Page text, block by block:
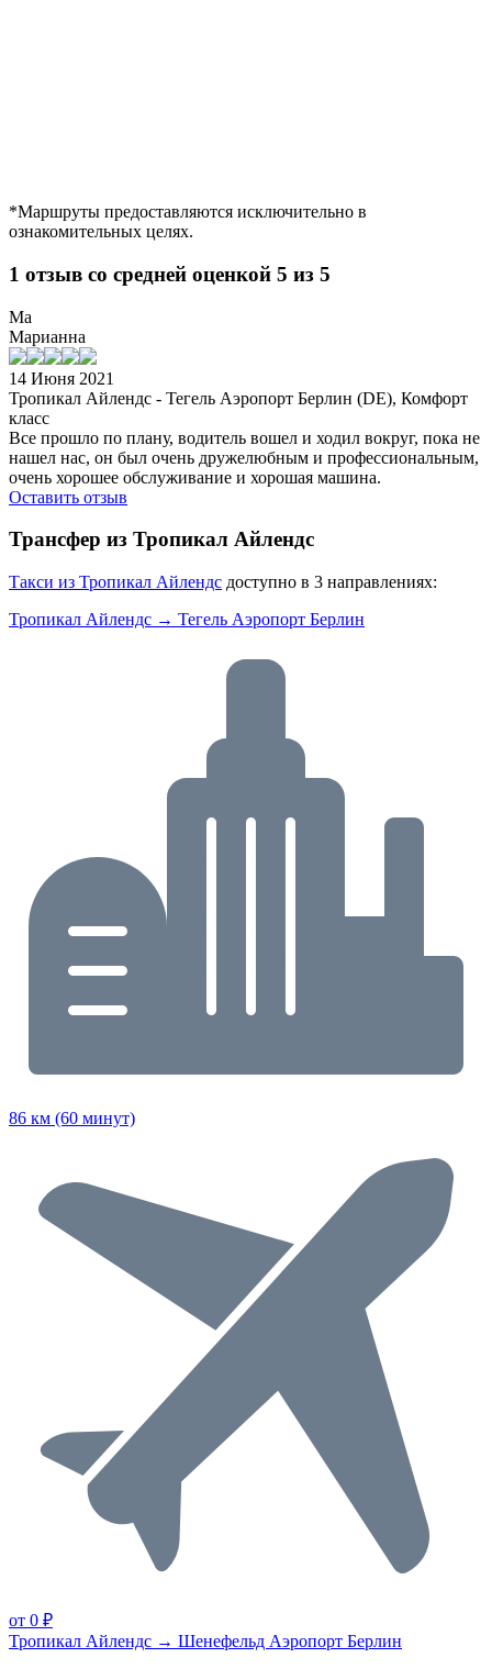
*Маршруты предоставляются исключительно в
ознакомительных целях.
1 отзыв со средней оценкой 5 из 5
Ма
Марианна
14 Июня 2021
Тропикал Айлендс - Тегель Аэропорт Берлин (DE), Комфорт
класс
Все прошло по плану, водитель вошел и ходил вокруг, пока не
нашел нас, он был очень дружелюбным и профессиональным,
очень хорошее обслуживание и хорошая машина.
Оставить отзыв
Трансфер из Тропикал Айлендс
Tакси из Тропикал Айлендс доступно в 3 направлениях:
Тропикал Айлендс → Тегель Аэропорт Берлин
86 км (60 минут)
от 0 ₽
Тропикал Айлендс → Шенефельд Аэропорт Берлин